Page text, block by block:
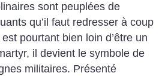
sont peuplées de
qu’il faut redresser à coup
pourtant bien loin d’être un
il devient le symbole de
militaires. Présenté